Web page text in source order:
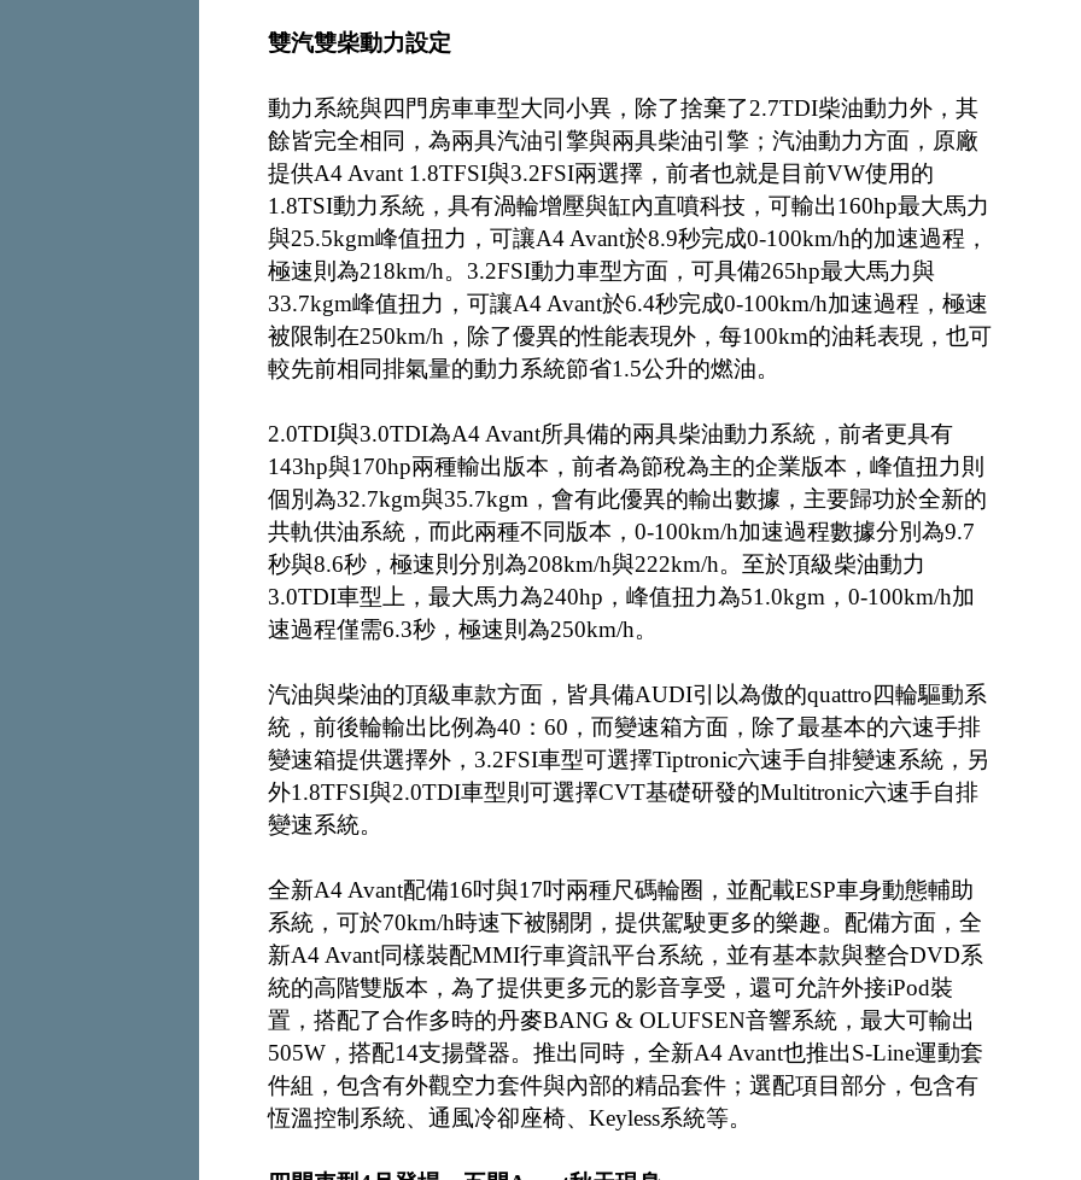
雙汽雙柴動力設定
動力系統與四門房車車型大同小異，除了捨棄了2.7TDI柴油動力外，其
餘皆完全相同，為兩具汽油引擎與兩具柴油引擎；汽油動力方面，原廠
提供A4 Avant 1.8TFSI與3.2FSI兩選擇，前者也就是目前VW使用的
1.8TSI動力系統，具有渦輪增壓與缸內直噴科技，可輸出160hp最大馬力
與25.5kgm峰值扭力，可讓A4 Avant於8.9秒完成0-100km/h的加速過程，
極速則為218km/h。3.2FSI動力車型方面，可具備265hp最大馬力與
33.7kgm峰值扭力，可讓A4 Avant於6.4秒完成0-100km/h加速過程，極速
被限制在250km/h，除了優異的性能表現外，每100km的油耗表現，也可
較先前相同排氣量的動力系統節省1.5公升的燃油。
2.0TDI與3.0TDI為A4 Avant所具備的兩具柴油動力系統，前者更具有
143hp與170hp兩種輸出版本，前者為節稅為主的企業版本，峰值扭力則
個別為32.7kgm與35.7kgm，會有此優異的輸出數據，主要歸功於全新的
共軌供油系統，而此兩種不同版本，0-100km/h加速過程數據分別為9.7
秒與8.6秒，極速則分別為208km/h與222km/h。至於頂級柴油動力
3.0TDI車型上，最大馬力為240hp，峰值扭力為51.0kgm，0-100km/h加
速過程僅需6.3秒，極速則為250km/h。
汽油與柴油的頂級車款方面，皆具備AUDI引以為傲的quattro四輪驅動系
統，前後輪輸出比例為40：60，而變速箱方面，除了最基本的六速手排
變速箱提供選擇外，3.2FSI車型可選擇Tiptronic六速手自排變速系統，另
外1.8TFSI與2.0TDI車型則可選擇CVT基礎研發的Multitronic六速手自排
變速系統。
全新A4 Avant配備16吋與17吋兩種尺碼輪圈，並配載ESP車身動態輔助
系統，可於70km/h時速下被關閉，提供駕駛更多的樂趣。配備方面，全
新A4 Avant同樣裝配MMI行車資訊平台系統，並有基本款與整合DVD系
統的高階雙版本，為了提供更多元的影音享受，還可允許外接iPod裝
置，搭配了合作多時的丹麥BANG & OLUFSEN音響系統，最大可輸出
505W，搭配14支揚聲器。推出同時，全新A4 Avant也推出S-Line運動套
件組，包含有外觀空力套件與內部的精品套件；選配項目部分，包含有
恆溫控制系統、通風冷卻座椅、Keyless系統等。